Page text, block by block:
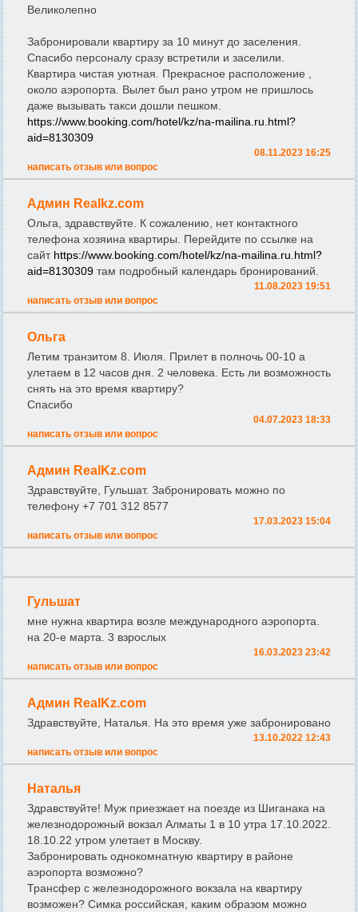
Великолепно
Забронировали квартиру за 10 минут до заселения.
Спасибо персоналу сразу встретили и заселили.
Квартира чистая уютная. Прекрасное расположение ,
около аэропорта. Вылет был рано утром не пришлось
даже вызывать такси дошли пешком.
https://www.booking.com/hotel/kz/na-mailina.ru.html?
aid=8130309
08.11.2023 16:25
написать отзыв или вопрос
Админ Realkz.com
Ольга, здравствуйте. К сожалению, нет контактного
телефона хозяина квартиры. Перейдите по ссылке на
сайт https://www.booking.com/hotel/kz/na-mailina.ru.html?
aid=8130309 там подробный календарь бронирований.
11.08.2023 19:51
написать отзыв или вопрос
Ольга
Летим транзитом 8. Июля. Прилет в полночь 00-10 а
улетаем в 12 часов дня. 2 человека. Есть ли возможность
снять на это время квартиру?
Спасибо
04.07.2023 18:33
написать отзыв или вопрос
Админ RealKz.com
Здравствуйте, Гульшат. Забронировать можно по
телефону +7 701 312 8577
17.03.2023 15:04
написать отзыв или вопрос
Гульшат
мне нужна квартира возле международного аэропорта.
на 20-е марта. 3 взрослых
16.03.2023 23:42
написать отзыв или вопрос
Админ RealKz.com
Здравствуйте, Наталья. На это время уже забронировано
13.10.2022 12:43
написать отзыв или вопрос
Наталья
Здравствуйте! Муж приезжает на поезде из Шиганака на
железнодорожный вокзал Алматы 1 в 10 утра 17.10.2022.
18.10.22 утром улетает в Москву.
Забронировать однокомнатную квартиру в районе
аэропорта возможно?
Трансфер с железнодорожного вокзала на квартиру
возможен? Симка российская, каким образом можно